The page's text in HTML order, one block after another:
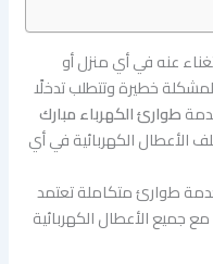
عنه في أي منزل أو
خطيرة وتتطلب تدخلًا
طوارئ الكهرباء مبارك
الأعطال الكهربائية في أي
طوارئ متكاملة تعتمد
جميع الأعطال الكهربائية